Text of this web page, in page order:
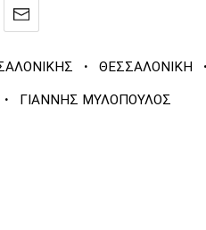
· ΘΕΣΣΑΛΟΝΙΚΗ ·
· ΓΙΑΝΝΗΣ ΜΥΛΟΠΟΥΛΟΣ